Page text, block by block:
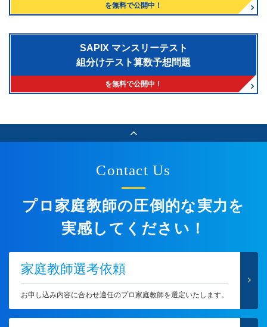
を無料で公開中！
SAPIX マンスリーテスト
組分けテスト算数予想問題
を無料で公開中！
Contact Us
プロ家庭教師の圧倒的な実力を
実感してください！
家庭教師選考依頼
お申し込み内容に合わせ適任のプロ家庭教師を選定いたします。